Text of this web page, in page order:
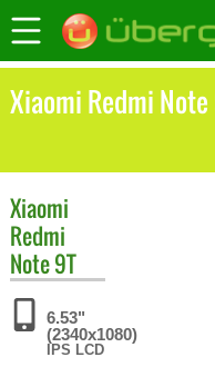
Xiaomi Redmi
Xiaomi
Redmi
Note 9T
6.53"
(2340x1080)
IPS LCD